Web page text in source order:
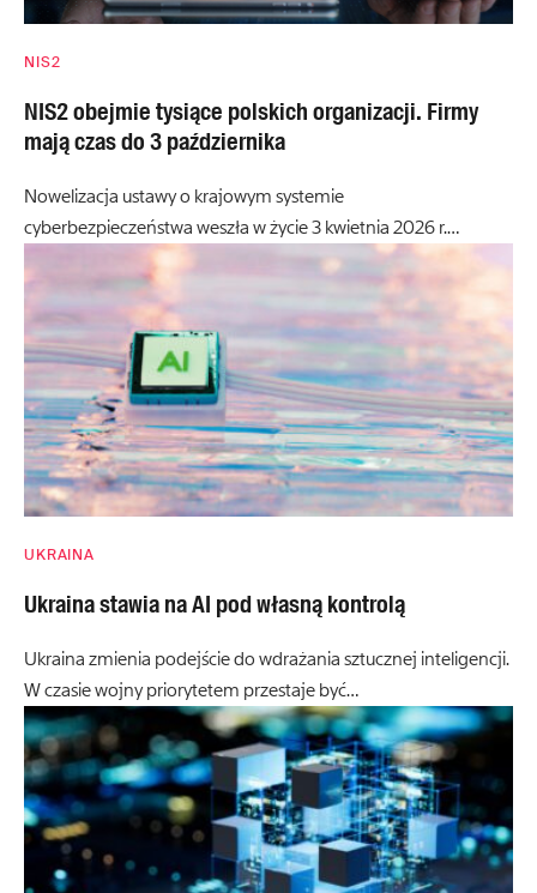
NIS2
NIS2 obejmie tysiące polskich organizacji. Firmy
mają czas do 3 października
Nowelizacja ustawy o krajowym systemie
cyberbezpieczeństwa weszła w życie 3 kwietnia 2026 r.…
UKRAINA
Ukraina stawia na AI pod własną kontrolą
Ukraina zmienia podejście do wdrażania sztucznej inteligencji.
W czasie wojny priorytetem przestaje być…